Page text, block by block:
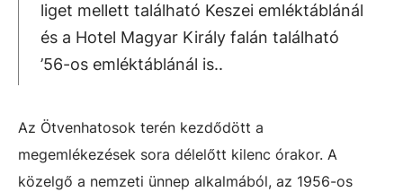
liget mellett található Keszei emléktáblánál
és a Hotel Magyar Király falán található
’56-os emléktáblánál is..
Az Ötvenhatosok terén kezdődött a
megemlékezések sora délelőtt kilenc órakor. A
közelgő a nemzeti ünnep alkalmából, az 1956-os